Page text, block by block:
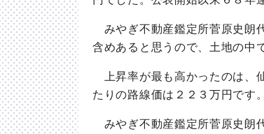
みやぎ不動産鑑定所菅原史朗
含めあると思うので、土地の中
上昇率が最も高かったのは、
たりの路線価は２２３万円です。
みやぎ不動産鑑定所菅原史朗